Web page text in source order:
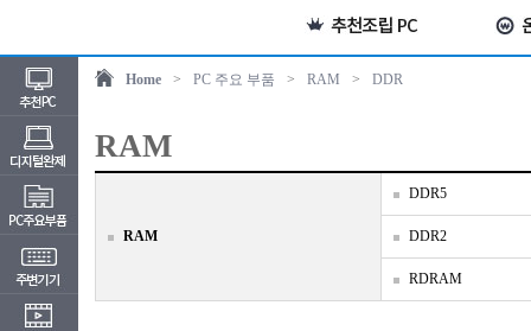
Home > PC 주요 부품 > RAM > DDR
RAM
RAM
DDR5
DDR2
RDRAM